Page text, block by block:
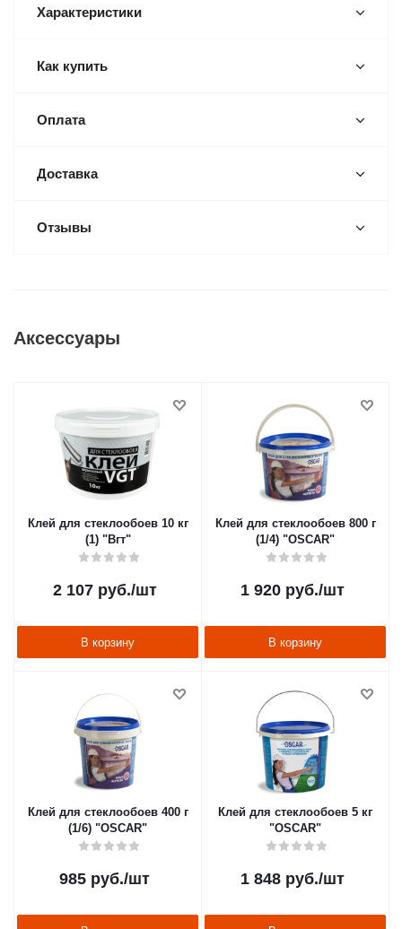
Характеристики
Как купить
Оплата
Доставка
Отзывы
Аксессуары
Клей для стеклообоев 10 кг
(1) "Вгт"
2 107руб./шт
В корзину
Клей для стеклообоев 800 г
(1/4) "OSCAR"
1 920руб./шт
В корзину
Клей для стеклообоев 400 г
(1/6) "OSCAR"
985 руб./шт
Клей для стеклообоев 5 кг
"OSCAR"
1 848руб./шт